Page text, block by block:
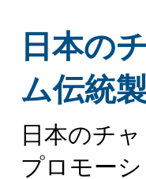
日本の
ム伝統
日本のチ
プロモ